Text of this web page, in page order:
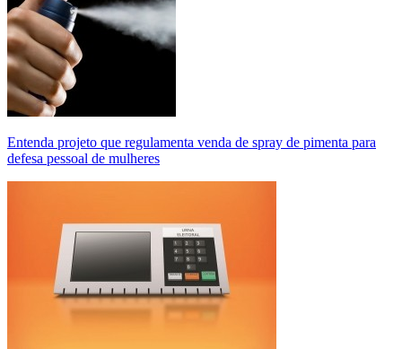
Entenda projeto que regulamenta venda de spray de pimenta para
defesa pessoal de mulheres